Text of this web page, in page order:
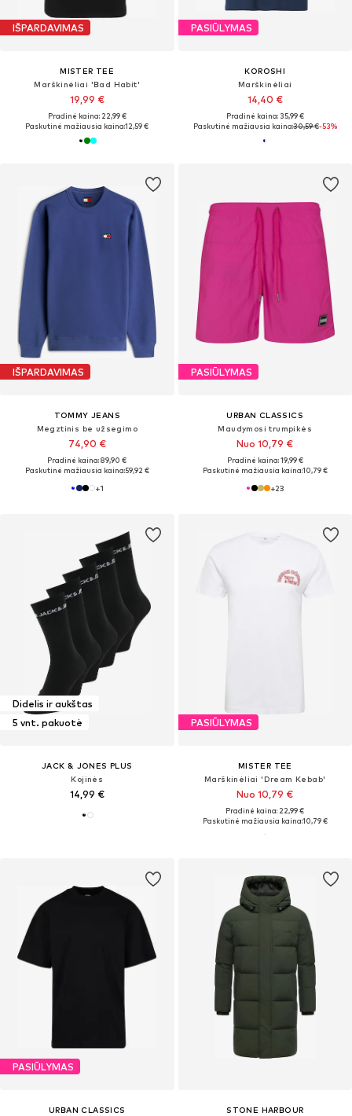
IŠPARDAVIMAS
MISTER TEE
Marškinėliai 'Bad Habit'
19,99 €
Pradinė kaina: 22,99 €
Paskutinė mažiausia kaina:12,59 €
PASIŪLYMAS
KOROSHI
Marškinėliai
14,40 €
Pradinė kaina: 35,99 €
Paskutinė mažiausia kaina:30,59 €-53%
IŠPARDAVIMAS
TOMMY JEANS
Megztinis be užsegimo
74,90 €
Pradinė kaina: 89,90 €
Paskutinė mažiausia kaina:59,92 €
+1
PASIŪLYMAS
URBAN CLASSICS
Maudymosi trumpikės
Nuo 10,79 €
Pradinė kaina: 19,99 €
Paskutinė mažiausia kaina:10,79 €
+23
Didelis ir aukštas
5 vnt. pakuotė
JACK & JONES PLUS
Kojinės
14,99 €
PASIŪLYMAS
MISTER TEE
Marškinėliai 'Dream Kebab'
Nuo 10,79 €
Pradinė kaina: 22,99 €
Paskutinė mažiausia kaina:10,79 €
PASIŪLYMAS
URBAN CLASSICS
STONE HARBOUR